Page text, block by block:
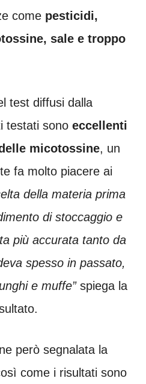
come pesticidi,
sale e troppo
test diffusi dalla
testati sono eccellenti
micotossine, un
fa molto piacere ai
della materia prima
di stoccaggio e
più accurata tanto da
spesso in passato,
e muffe”spiega la
però segnalata la
come i risultati sono